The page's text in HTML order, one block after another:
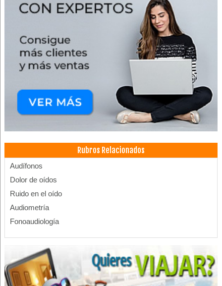
Rubros Relacionados
Audífonos
Dolor de oídos
Ruido en el oído
Audiometría
Fonoaudiología